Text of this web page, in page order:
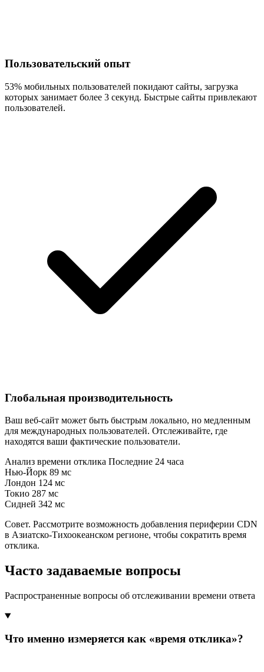
Пользовательский опыт
53% мобильных пользователей покидают сайты, загрузка
которых занимает более 3 секунд. Быстрые сайты привлекают
пользователей.
Глобальная производительность
Ваш веб-сайт может быть быстрым локально, но медленным
для международных пользователей. Отслеживайте, где
находятся ваши фактические пользователи.
Анализ времени отклика Последние 24 часа
Нью-Йорк 89 мс
Лондон 124 мс
Токио 287 мс
Сидней 342 мс
Совет. Рассмотрите возможность добавления периферии CDN
в Азиатско-Тихоокеанском регионе, чтобы сократить время
отклика.
Часто задаваемые вопросы
Распространенные вопросы об отслеживании времени ответа
Что именно измеряется как «время отклика»?